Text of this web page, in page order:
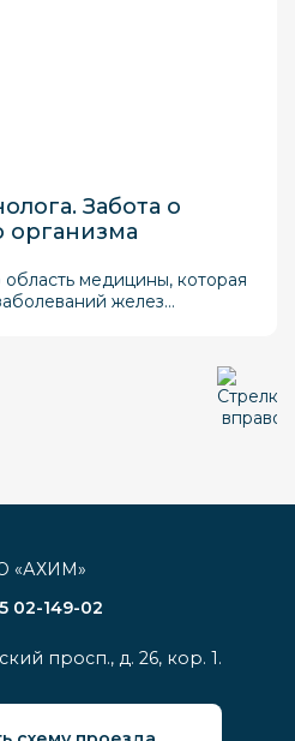
Забота о
организма
медицины, которая
желез
для поддержания
и гармонии организма.
«АХИМ»
02-149-02
просп., д. 26, кор. 1.